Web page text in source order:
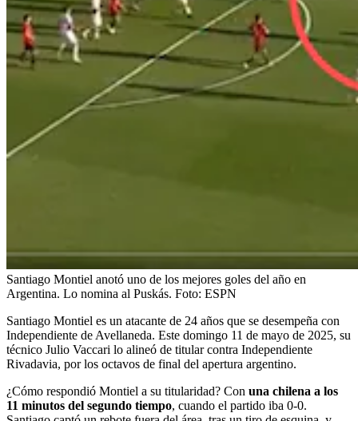
Santiago Montiel anotó uno de los mejores goles del año en
Argentina. Lo nomina al Puskás. Foto: ESPN
Santiago Montiel es un atacante de 24 años que se desempeña con
Independiente de Avellaneda. Este domingo 11 de mayo de 2025, su
técnico Julio Vaccari lo alineó de titular contra Independiente
Rivadavia, por los octavos de final del apertura argentino.
¿Cómo respondió Montiel a su titularidad? Con una chilena a los
11 minutos del segundo tiempo, cuando el partido iba 0-0.